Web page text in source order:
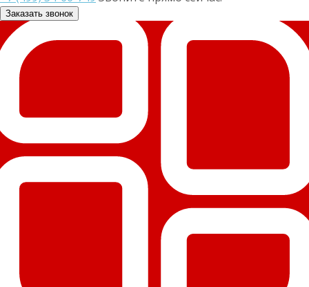
Заказать звонок